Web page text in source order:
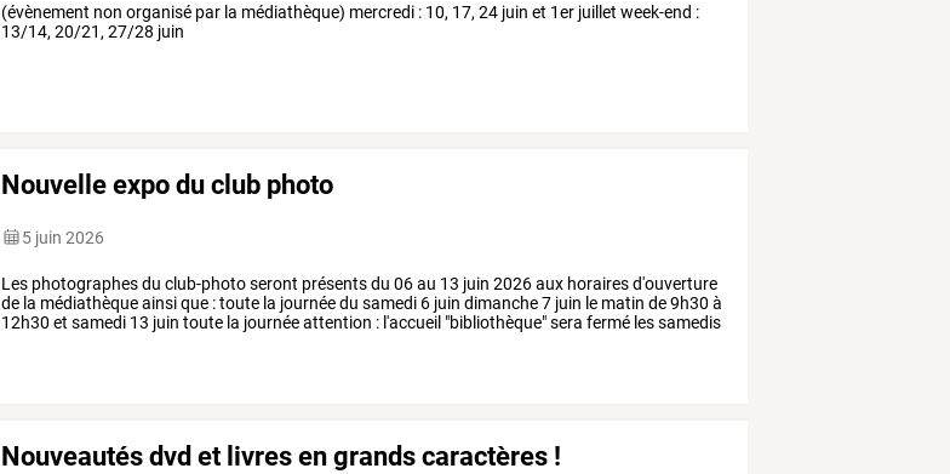
(évènement non organisé par la médiathèque) mercredi : 10, 17, 24 juin et 1er juillet week-end :
13/14, 20/21, 27/28 juin
Nouvelle expo du club photo
5 juin 2026
Les photographesdu club-photoseront présentsdu 06au 13 juin 2026aux horairesd'ouverture
de la médiathèqueainsique :toute la journéedu samedi 6 juin dimanche7 juin le matin de9h30 à
12h30 et samedi 13 juin toute la journéeattention : l'accueil "bibliothèque"sera fermé lessamedis
Nouveautés dvd et livres en grands caractères !